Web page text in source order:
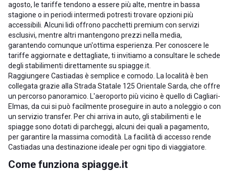
agosto, le tariffe tendono a essere più alte, mentre in bassa
stagione o in periodi intermedi potresti trovare opzioni più
accessibili. Alcuni lidi offrono pacchetti premium con servizi
esclusivi, mentre altri mantengono prezzi nella media,
garantendo comunque un'ottima esperienza. Per conoscere le
tariffe aggiornate e dettagliate, ti invitiamo a consultare le schede
degli stabilimenti direttamente su spiagge.it.
Raggiungere Castiadas è semplice e comodo. La località è ben
collegata grazie alla Strada Statale 125 Orientale Sarda, che offre
un percorso panoramico. L'aeroporto più vicino è quello di Cagliari-
Elmas, da cui si può facilmente proseguire in auto a noleggio o con
un servizio transfer. Per chi arriva in auto, gli stabilimenti e le
spiagge sono dotati di parcheggi, alcuni dei quali a pagamento,
per garantire la massima comodità. La facilità di accesso rende
Castiadas una destinazione ideale per ogni tipo di viaggiatore.
Come funziona spiagge.it